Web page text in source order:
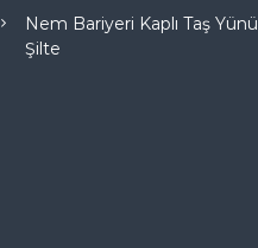
Nem Bariyeri Kaplı Taş Yünü
Şilte